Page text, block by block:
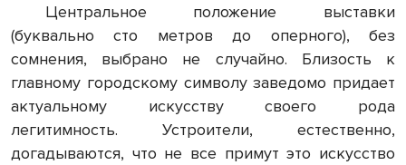
Центральное положение выставки
(буквально сто метров до оперного), без
сомнения, выбрано не случайно. Близость к
главному городскому символу заведомо придает
актуальному искусству своего рода
легитимность. Устроители, естественно,
догадываются, что не все примут это искусство